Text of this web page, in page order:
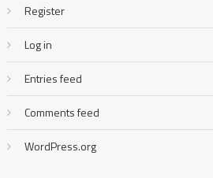
Register
Log in
Entries feed
Comments feed
WordPress.org